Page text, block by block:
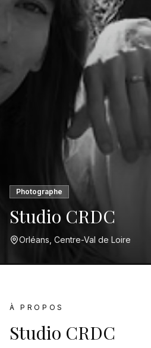
Photographe
Studio CRDC
Orléans, Centre-Val de Loire
À PROPOS
Studio CRDC